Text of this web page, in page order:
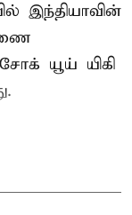
இந்தியாவின்
யூய் யிகி